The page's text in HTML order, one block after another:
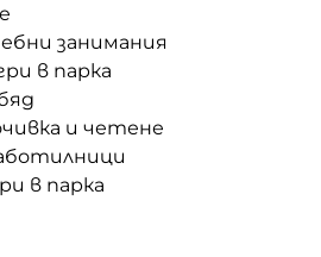
занимания
в парка
и четене
в парка